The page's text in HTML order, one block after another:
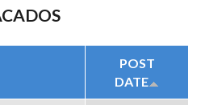
POST
DATE